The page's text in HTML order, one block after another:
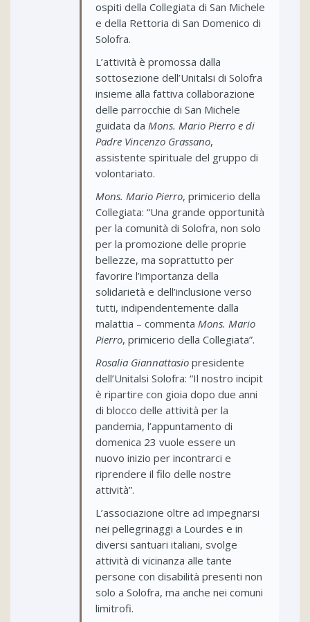
ospiti della Collegiata di San Michele
e della Rettoria di San Domenico di
Solofra.
L’attività è promossa dalla
sottosezione dell’Unitalsi di Solofra
insieme alla fattiva collaborazione
delle parrocchie di San Michele
guidata da Mons. Mario Pierro e di
Padre Vincenzo Grassano,
assistente spirituale del gruppo di
volontariato.
Mons. Mario Pierro, primicerio della
Collegiata: “Una grande opportunità
per la comunità di Solofra, non solo
per la promozione delle proprie
bellezze, ma soprattutto per
favorire l’importanza della
solidarietà e dell’inclusione verso
tutti, indipendentemente dalla
malattia – commenta Mons. Mario
Pierro, primicerio della Collegiata”.
Rosalia Giannattasio presidente
dell’Unitalsi Solofra: “Il nostro incipit
è ripartire con gioia dopo due anni
di blocco delle attività per la
pandemia, l’appuntamento di
domenica 23 vuole essere un
nuovo inizio per incontrarci e
riprendere il filo delle nostre
attività”.
L’associazione oltre ad impegnarsi
nei pellegrinaggi a Lourdes e in
diversi santuari italiani, svolge
attività di vicinanza alle tante
persone con disabilità presenti non
solo a Solofra, ma anche nei comuni
limitrofi.